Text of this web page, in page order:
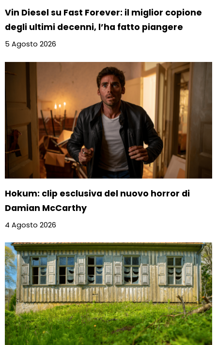
Vin Diesel su Fast Forever: il miglior copione
degli ultimi decenni, l’ha fatto piangere
5 Agosto 2026
Hokum: clip esclusiva del nuovo horror di
Damian McCarthy
4 Agosto 2026